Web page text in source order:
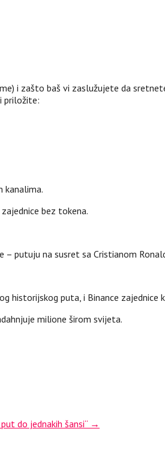
i zašto baš vi zaslužujete da
priložite:
kanalima.
bez tokena.
putuju na susret sa Cristianom
puta, i Binance zajednice
milione širom svijeta.
do jednakih šansi“ →